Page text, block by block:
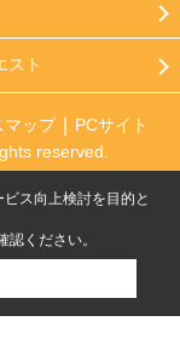
スト
マップ
PCサイト
reserved.
ス向上検討を目的と
認ください。